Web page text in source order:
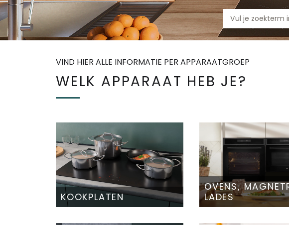
VIND HIER ALLE INFORMATIE PER APPARAATGROEP
WELK APPARAAT HEB JE?
KOOKPLATEN
OVENS,
LADES